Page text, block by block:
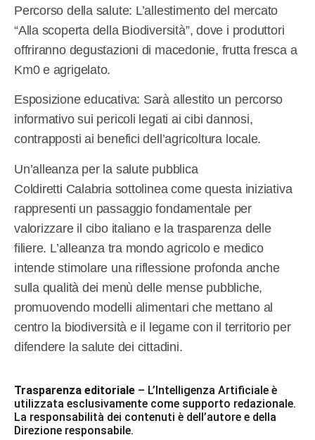
Percorso della salute: L’allestimento del mercato
“Alla scoperta della Biodiversità”, dove i produttori
offriranno degustazioni di macedonie, frutta fresca a
Km0 e agrigelato.
Esposizione educativa: Sarà allestito un percorso
informativo sui pericoli legati ai cibi dannosi,
contrapposti ai benefici dell’agricoltura locale.
Un’alleanza per la salute pubblica
Coldiretti Calabria sottolinea come questa iniziativa
rappresenti un passaggio fondamentale per
valorizzare il cibo italiano e la trasparenza delle
filiere. L’alleanza tra mondo agricolo e medico
intende stimolare una riflessione profonda anche
sulla qualità dei menù delle mense pubbliche,
promuovendo modelli alimentari che mettano al
centro la biodiversità e il legame con il territorio per
difendere la salute dei cittadini.
Trasparenza editoriale – L’Intelligenza Artificiale è
utilizzata esclusivamente come supporto redazionale.
La responsabilità dei contenuti è dell’autore e della
Direzione responsabile.